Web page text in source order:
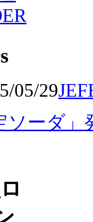
05/29
ソーダ」